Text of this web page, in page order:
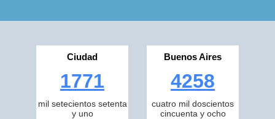
Ciudad
1771
mil setecientos setenta
y uno
Buenos Aires
4258
cuatro mil doscientos
cincuenta y ocho